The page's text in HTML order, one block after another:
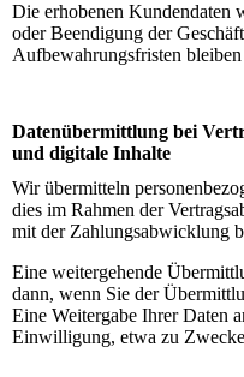
Die erhobenen Kundendaten
oder Beendigung der
Aufbewahrungsfristen
Datenübermittlung bei
und digitale Inhalte
Wir übermitteln
dies im Rahmen der
mit der Zahlungsabwicklung
Eine weitergehende
dann, wenn Sie der
Eine Weitergabe Ihrer Daten
Einwilligung, etwa zu